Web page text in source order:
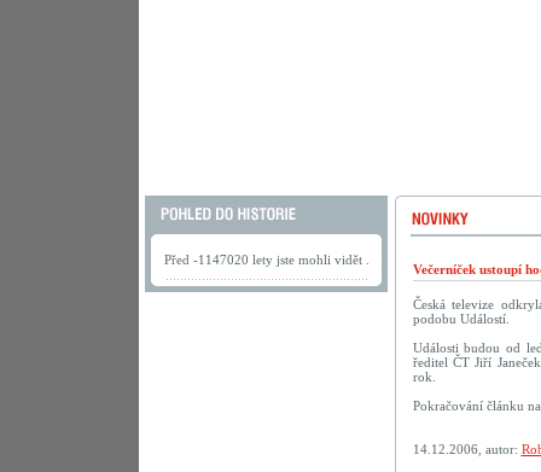
Před -1147020 lety jste mohli vidět .
Večerníček ustoupí
Česká televize
podobu Událostí.
Události budou od
ředitel ČT Jiří
rok.
Pokračování článku
14.12.2006, autor: